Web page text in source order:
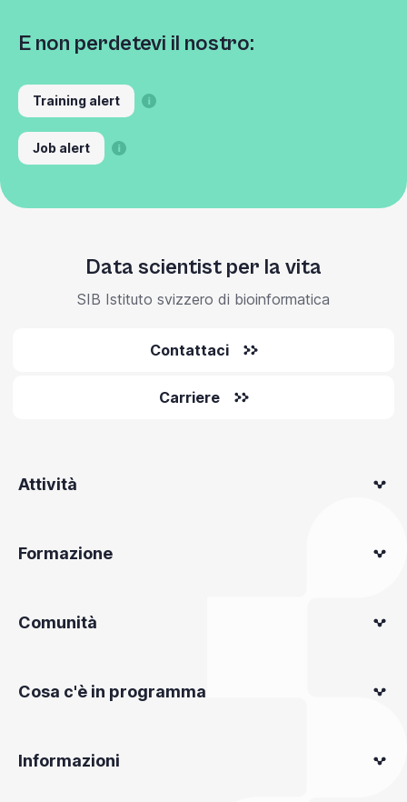
E non perdetevi il nostro:
Training alert
Job alert
Data scientist per la vita
SIB Istituto svizzero di bioinformatica
Contattaci
Carriere
Attività
Formazione
Comunità
Cosa c'è in programma
Informazioni